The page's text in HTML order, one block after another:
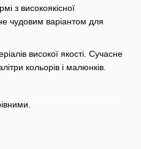
з високоякісної
чудовим варіантом для
високої якості. Сучасне
кольорів і малюнків.